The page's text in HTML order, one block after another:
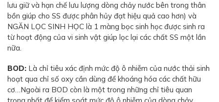
lưu giữ và hạn chế lưu lượng dòng chảy nước bên trong thân
bồn giúp cho SS được phân hủy đạt hiệu quả cao hơn) và
NGĂN LỌC SINH HỌC là 1 màng bọc sinh học được sinh ra
từ hoạt động của vi sinh vật giúp lọc lại các chất SS một lần
nữa.
BOD: Là chỉ tiêu xác định mức độ ô nhiễm của nước thải sinh
hoạt qua chỉ số oxy cần dùng để khoáng hóa các chất hữu
cơ…Ngoài ra BOD còn là một trong những chỉ tiêu quan